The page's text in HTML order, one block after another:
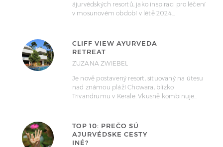
ájurvédských resortů, jako inspiraci pro léčení
v mosunovém období v létě 2024…
CLIFF VIEW AYURVEDA
RETREAT
ZUZANA ZWIEBEL
Je nově postavený resort, situovaný na útesu
nad známou pláží Chowara, blízko
Trivandrumu v Kerale. Vkusně kombinuje…
TOP 10: PREČO SÚ
AJURVÉDSKE CESTY
INÉ?